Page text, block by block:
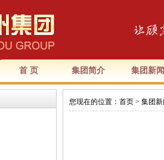
首 页 集团简介 集团新闻
您现在的位置： 首页 > 集团新